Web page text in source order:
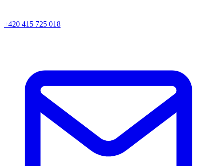
+420 415 725 018